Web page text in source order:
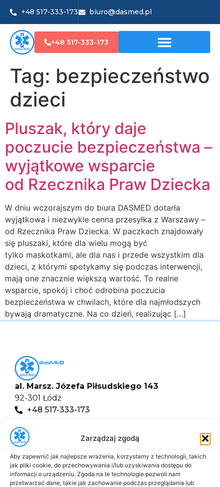
Zarządzaj zgodą
Aby zapewnić jak najlepsze wrażenia, korzystamy z technologii, takich
jak pliki cookie, do przechowywania i/lub uzyskiwania dostępu do
informacji o urządzeniu. Zgoda na te technologie pozwoli nam
przetwarzać dane, takie jak zachowanie podczas przeglądania lub
+48 517-333-173 biuro@dasmed.pl
+48 517-333-173
Tag: bezpieczeństwo
dzieci
Pluszak, który daje
poczucie bezpieczeństwa –
wyjątkowe wsparcie
od Rzecznika Praw Dziecka
W dniu wczorajszym do biura DASMED dotarła
wyjątkowa i niezwykle cenna przesyłka z Warszawy –
od Rzecznika Praw Dziecka. W paczkach znajdowały
się pluszaki, które dla wielu mogą być
tylko maskotkami, ale dla nas i przede wszystkim dla
dzieci, z którymi spotykamy się podczas interwencji,
mają one znacznie większą wartość. To realne
wsparcie, spokój i choć odrobina poczucia
bezpieczeństwa w chwilach, które dla najmłodszych
bywają dramatyczne. Na co dzień, realizując […]
al. Marsz. Józefa Piłsudskiego 143
92-301 Łódź
+48 517-333-173
Menu
Start
O nas